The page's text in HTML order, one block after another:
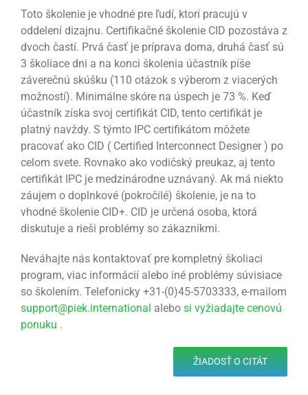
Toto školenie je vhodné pre ľudí, ktorí pracujú v
oddelení dizajnu. Certifikačné školenie CID pozostáva z
dvoch častí. Prvá časť je príprava doma, druhá časť sú
3 školiace dni a na konci školenia účastník píše
záverečnú skúšku (110 otázok s výberom z viacerých
možností). Minimálne skóre na úspech je 73 %. Keď
účastník získa svoj certifikát CID, tento certifikát je
platný navždy. S týmto IPC certifikátom môžete
pracovať ako CID ( Certified Interconnect Designer ) po
celom svete. Rovnako ako vodičský preukaz, aj tento
certifikát IPC je medzinárodne uznávaný. Ak má niekto
záujem o doplnkové (pokročilé) školenie, je na to
vhodné školenie CID+. CID je určená osoba, ktorá
diskutuje a rieši problémy so zákazníkmi.
Neváhajte nás kontaktovať pre kompletný školiaci
program, viac informácií alebo iné problémy súvisiace
so školením. Telefonicky +31-(0)45-5703333, e-mailom
support@piek.international alebo si vyžiadajte cenovú
ponuku .
ŽIADOSŤ O CITÁT